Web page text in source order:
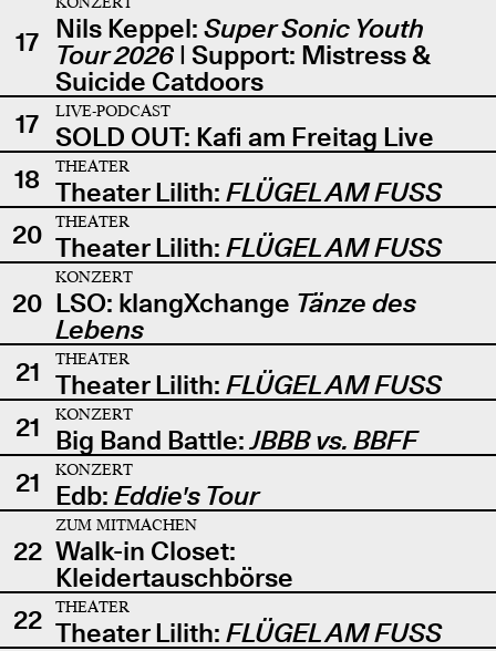
17 Nils Keppel: Super Sonic Youth
Tour 2026| Support: Mistress &
Suicide Catdoors
17
LIVE-PODCAST
SOLD OUT: Kafi am Freitag Live
18
THEATER
Theater Lilith: FLÜGEL AM FUSS
20
THEATER
Theater Lilith: FLÜGEL AM FUSS
20
KONZERT
LSO: klangXchange Tänze des
Lebens
21
THEATER
Theater Lilith: FLÜGEL AM FUSS
21
KONZERT
Big Band Battle:JBBB vs. BBFF
21
KONZERT
Edb: Eddie's Tour
22
ZUM MITMACHEN
Walk-in Closet:
Kleidertauschbörse
22
THEATER
Theater Lilith: FLÜGEL AM FUSS